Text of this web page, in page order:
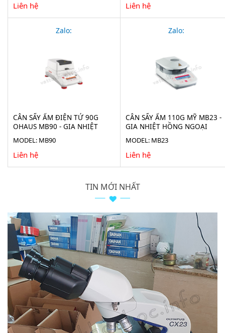
Liên hệ Liên hệ
Zalo:
CÂN SẤY ẨM ĐIỆN TỬ 90G
OHAUS MB90 - GIA NHIỆT
MODEL: MB90
Liên hệ
Zalo:
CÂN SẤY ẨM 110G MỸ MB23 -
GIA NHIỆT HỒNG NGOẠI
MODEL: MB23
Liên hệ
TIN MỚI NHẤT